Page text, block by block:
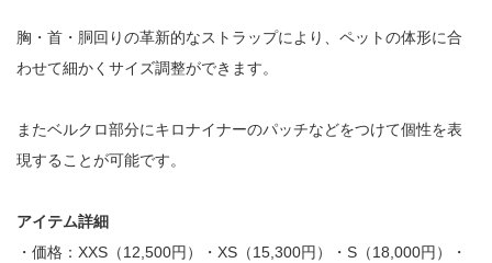
胸・首・胴回りの革新的なストラップにより、ペットの体形に合
わせて細かくサイズ調整ができます。
またベルクロ部分にキロナイナーのパッチなどをつけて個性を表
現することが可能です。
アイテム詳細
・価格： XXS （12,500円）・ XS （15,300円）・ S （18,000円）・